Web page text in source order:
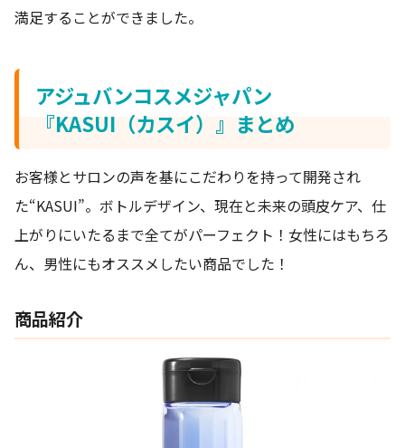
満足することができました。
アジュバンコスメジャパン
『KASUI（カスイ）』まとめ
お客様とサロンの声を基にこだわりを持って開発され
た“KASUI”。ボトルデザイン、現在と未来の頭皮ケア、仕
上がりにいたるまで全てがパーフェクト！女性にはもちろ
ん、男性にもオススメしたい商品でした！
商品紹介